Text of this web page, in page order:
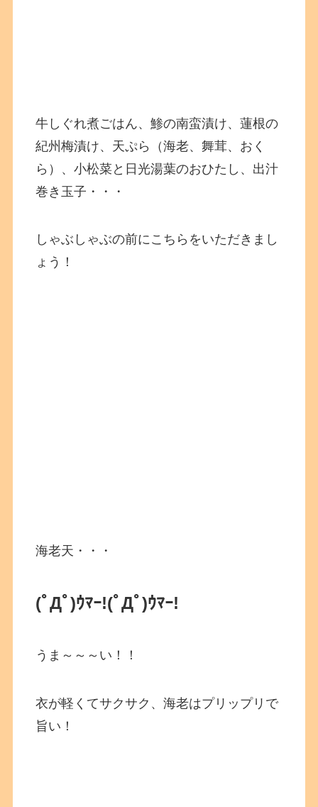
牛しぐれ煮ごはん、鯵の南蛮漬け、蓮根の
紀州梅漬け、天ぷら（海老、舞茸、おく
ら）、小松菜と日光湯葉のおひたし、出汁
巻き玉子・・・
しゃぶしゃぶの前にこちらをいただきまし
ょう！
海老天・・・
(ﾟДﾟ)ｳﾏｰ!(ﾟДﾟ)ｳﾏｰ!
うま～～～い！！
衣が軽くてサクサク、海老はプリップリで
旨い！